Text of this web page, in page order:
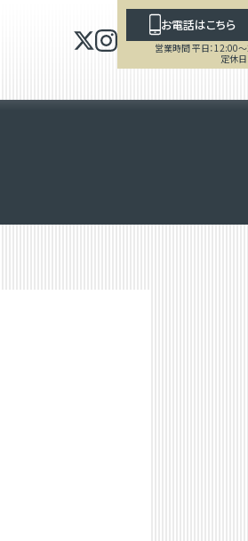
お電話はこちら
営業時間 平日：12:00
定休